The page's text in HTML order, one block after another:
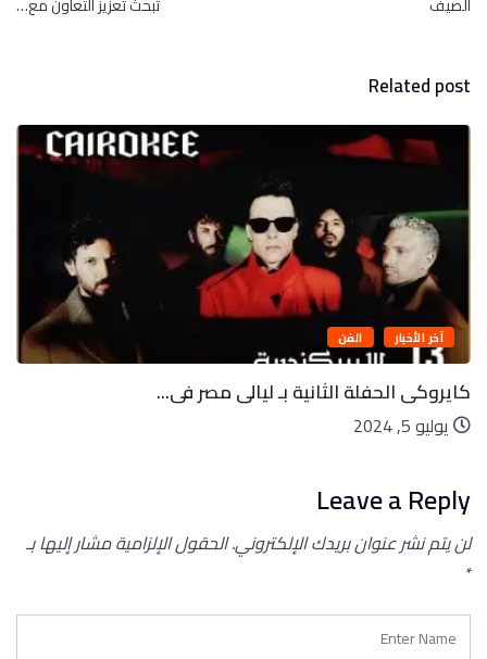
Related post
آخر الأخبار الفن
كايروكى الحفلة الثانية بـ ليالى مصر فى...
يوليو 5, 2024
Leave a Reply
لن يتم نشر عنوان بريدك الإلكتروني.الحقول الإلزامية مشار إليها بـ
*